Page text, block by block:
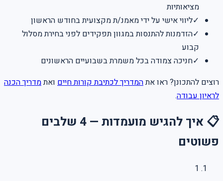
מציאותיות
✓ליווי אישי על ידי מאמנ/ת מקצועית בחודש הראשון
✓הזדמנות להתנסות במגוון תפקידים לפני בחירת מסלול
קבוע
✓חניכה צמודה בכל משמרת בשבועיים הראשונים
רוצים להתכונן? ראו אתהמדריך לכתיבת קורות חיים ואתמדריך הכנה
לראיון עבודה.
📋 איך להגיש מועמדות — 4 שלבים
פשוטים
1